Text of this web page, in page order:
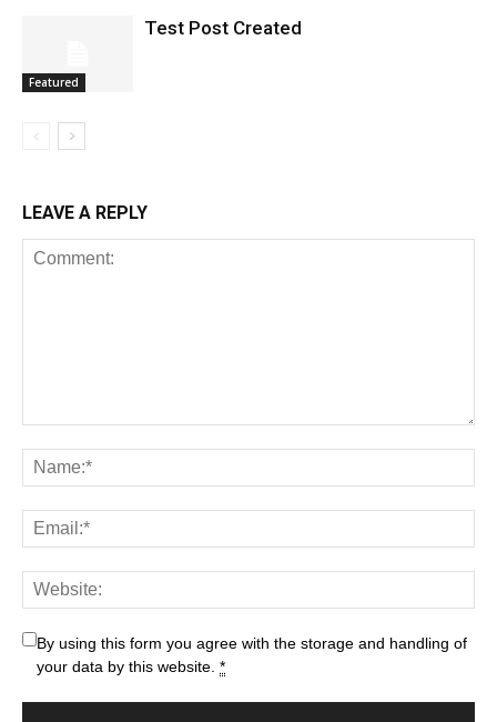
Featured
Test Post Created
LEAVE A REPLY
By using this form you agree with the storage and handling of
your data by this website. *